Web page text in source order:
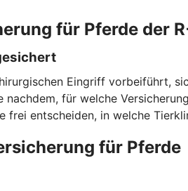
für Pferde der
Eingriff vorbeiführt,
für welche
frei entscheiden, in welche
für Pferde